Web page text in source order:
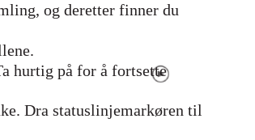
og deretter finner du
hurtig på for å fortsette
Dra statuslinjemarkøren til